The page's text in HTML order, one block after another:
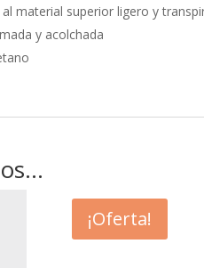
material superior ligero y
y acolchada
¡Oferta!